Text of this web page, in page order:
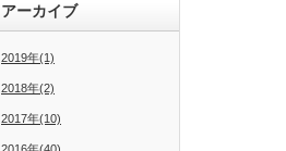
アーカイブ
2019年(1)
2018年(2)
2017年(10)
2016年(40)